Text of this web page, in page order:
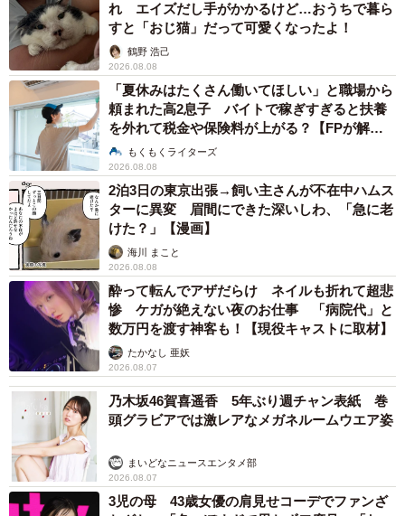
れ エイズだし手がかかるけど…おうちで暮ら
すと「おじ猫」だって可愛くなったよ！
鶴野 浩己
2026.08.08
「夏休みはたくさん働いてほしい」と職場から
頼まれた高2息子 バイトで稼ぎすぎると扶養
を外れて税金や保険料が上がる？【FPが解
説】もくもくライターズ
2026.08.08
2泊3日の東京出張→飼い主さんが不在中ハムス
ターに異変 眉間にできた深いしわ、「急に老
けた？」【漫画】
海川 まこと
2026.08.08
酔って転んでアザだらけ ネイルも折れて超悲
惨 ケガが絶えない夜のお仕事 「病院代」と
数万円を渡す神客も！【現役キャストに取材】
たかなし 亜妖
2026.08.07
乃木坂46賀喜遥香 5年ぶり週チャン表紙 巻
頭グラビアでは激レアなメガネルームウエア姿
まいどなニュースエンタメ部
2026.08.07
3児の母 43歳女優の肩見せコーデでファンざ